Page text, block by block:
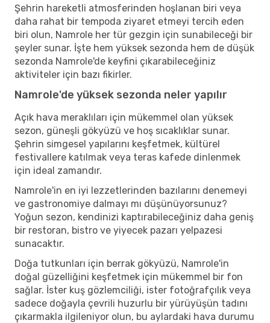
Şehrin hareketli atmosferinden hoşlanan biri veya
daha rahat bir tempoda ziyaret etmeyi tercih eden
biri olun, Namrole her tür gezgin için sunabileceği bir
şeyler sunar. İşte hem yüksek sezonda hem de düşük
sezonda Namrole'de keyfini çıkarabileceğiniz
aktiviteler için bazı fikirler.
Namrole'de yüksek sezonda neler yapılır
Açık hava meraklıları için mükemmel olan yüksek
sezon, güneşli gökyüzü ve hoş sıcaklıklar sunar.
Şehrin simgesel yapılarını keşfetmek, kültürel
festivallere katılmak veya teras kafede dinlenmek
için ideal zamandır.
Namrole'in en iyi lezzetlerinden bazılarını denemeyi
ve gastronomiye dalmayı mı düşünüyorsunuz?
Yoğun sezon, kendinizi kaptırabileceğiniz daha geniş
bir restoran, bistro ve yiyecek pazarı yelpazesi
sunacaktır.
Doğa tutkunları için berrak gökyüzü, Namrole'in
doğal güzelliğini keşfetmek için mükemmel bir fon
sağlar. İster kuş gözlemciliği, ister fotoğrafçılık veya
sadece doğayla çevrili huzurlu bir yürüyüşün tadını
çıkarmakla ilgileniyor olun, bu aylardaki hava durumu